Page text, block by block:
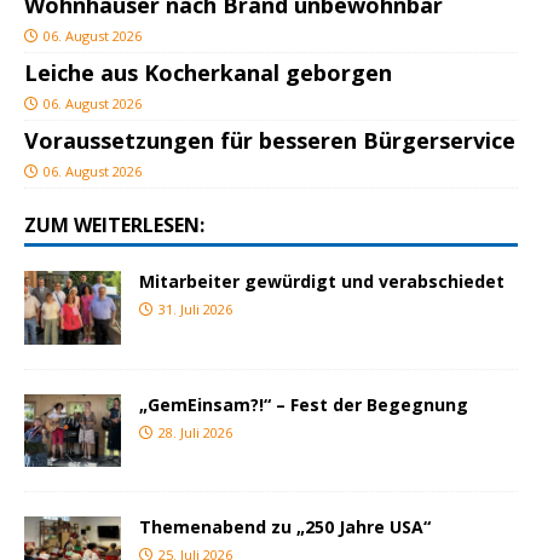
06. August 2026
Leiche aus Kocherkanal geborgen
06. August 2026
Voraussetzungen für besseren Bürgerservice
06. August 2026
ZUM WEITERLESEN:
Mitarbeiter gewürdigt und verabschiedet
31. Juli 2026
„GemEinsam?!“ – Fest der Begegnung
28. Juli 2026
Themenabend zu „250 Jahre USA“
25. Juli 2026